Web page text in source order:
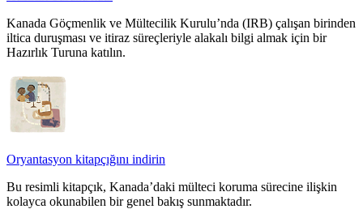
Kanada Göçmenlik ve Mültecilik Kurulu’nda (IRB) çalışan birinden
iltica duruşması ve itiraz süreçleriyle alakalı bilgi almak için bir
Hazırlık Turuna katılın.
Oryantasyon kitapçığını indirin
Bu resimli kitapçık, Kanada’daki mülteci koruma sürecine ilişkin
kolayca okunabilen bir genel bakış sunmaktadır.